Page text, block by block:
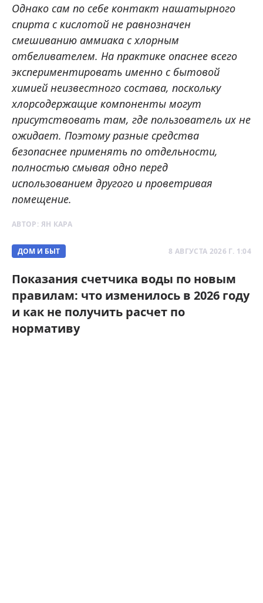
Однако сам по себе контакт нашатырного
спирта с кислотой не равнозначен
смешиванию аммиака с хлорным
отбеливателем. На практике опаснее всего
экспериментировать именно с бытовой
химией неизвестного состава, поскольку
хлорсодержащие компоненты могут
присутствовать там, где пользователь их не
ожидает. Поэтому разные средства
безопаснее применять по отдельности,
полностью смывая одно перед
использованием другого и проветривая
помещение.
АВТОР: ЯН КАРА
ДОМ И БЫТ 8 АВГУСТА 2026 Г. 1:04
Показания счетчика воды по новым
правилам: что изменилось в 2026 году
и как не получить расчет по
нормативу